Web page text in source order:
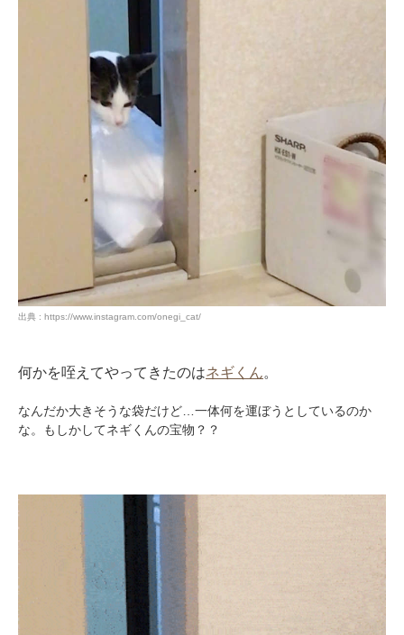
出典 : https://www.instagram.com/onegi_cat/
何かを咥えてやってきたのはネギくん。
なんだか大きそうな袋だけど…一体何を運ぼうとしているのか
な。もしかしてネギくんの宝物？？